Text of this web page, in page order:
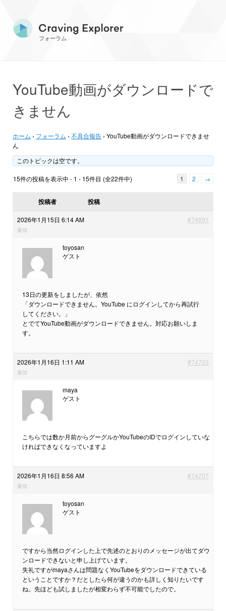
フォーラム
YouTube動画がダウンロードで
きません
ホーム › フォーラム › 不具合報告 › YouTube動画がダウンロードできませ
ん
このトピックは空です。
15件の投稿を表示中 - 1 - 15件目 (全22件中) 1 2 →
投稿者 投稿
2026年1月15日 6:14 AM #74691
返信
toyosan
ゲスト
13日の更新をしましたが、依然
「ダウンロードできません。YouTube にログインしてから再試行
してください。」
とでてYouTube動画がダウンロードできません。対応お願いしま
す。
2026年1月16日 1:11 AM #74703
返信
maya
ゲスト
こちらでは数か月前からグーグルかYouTubeのIDでログインしていな
ければできなくなっていますよ
2026年1月16日 8:56 AM #74707
返信
toyosan
ゲスト
ですから当然ログインした上で先述のとおりのメッセージが出てダウ
ンロードできないと申し上げています。
失礼ですがmayaさんは問題なくYouTubeをダウンロードできている
ということですか？だとしたら何が違うのかも詳しく知りたいです
ね。先ほども試しましたが相変わらず不可能でしたので。